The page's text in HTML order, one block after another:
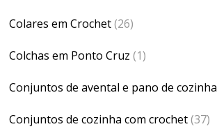
Colares em Crochet(26)
Colchas em Ponto Cruz (1)
Conjuntos de avental e pano de cozinha
Conjuntos de cozinha com crochet(37)